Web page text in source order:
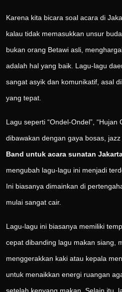
Karena kita bicara soal acara di
kalau tidak memasukkan unsur
bukan orang Betawi asli,
adalah hal yang baik. Lagu-lagu
sangat asyik dan komunikatif, asal
yang tepat.
Lagu seperti “Ondel-Ondel”, “Hujan
dibawakan dengan gaya bosas,
Band untuk acara sunatan
mengubah lagu-lagu ini menjadi
Ini biasanya dimainkan di
mulai sangat cair.
Lagu-lagu ini biasanya memiliki
cepat dibanding lagu makan siang,
menggerakkan kaki atau kepala
untuk menaikkan energi ruangan